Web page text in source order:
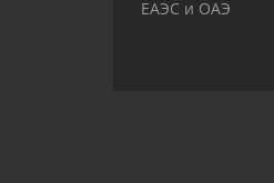
ЕАЭС и ОАЭ